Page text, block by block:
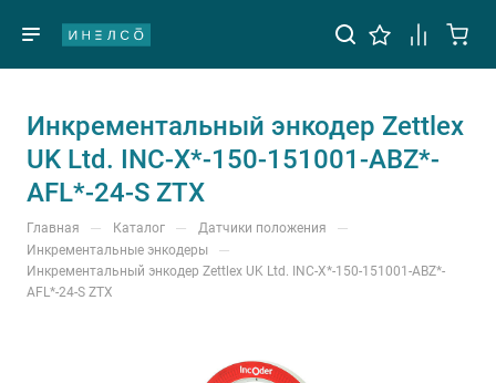
Инкрементальный энкодер Zettlex
UK Ltd. INC-X*-150-151001-ABZ*-
AFL*-24-S ZTX
Главная — Каталог — Датчики положения —
Инкрементальные энкодеры —
Инкрементальный энкодер Zettlex UK Ltd. INC-X*-150-151001-ABZ*-
AFL*-24-S ZTX